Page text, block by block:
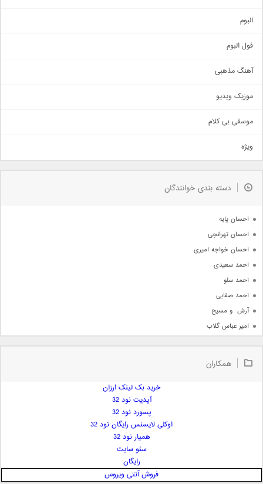
اجتماعی
حماسی
سنتی
اهنگ بندرعباسی
دمو
مذهبی
جدیدترین ها
البوم
فول البوم
آهنگ مذهبی
موزیک ویدیو
موسقی بی کلام
ویژه
دسته بندی خوانندگان
احسان پایه
احسان تهرانچی
احسان خواجه امیری
احمد سعیدی
احمد سلو
احمد صفایی
آرش  و مسیح
امیر عباس گلاب
امیر علی
ایمان غلامی
همکاران
خرید بک لینک ارزان
آپدیت نود 32
پسورد نود 32
اوکلی لایسنس رایگان نود 32
همیار نود 32
سئو سایت
رایگان
فروش آنتی ویروس